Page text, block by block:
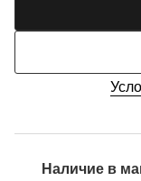
Наличие в